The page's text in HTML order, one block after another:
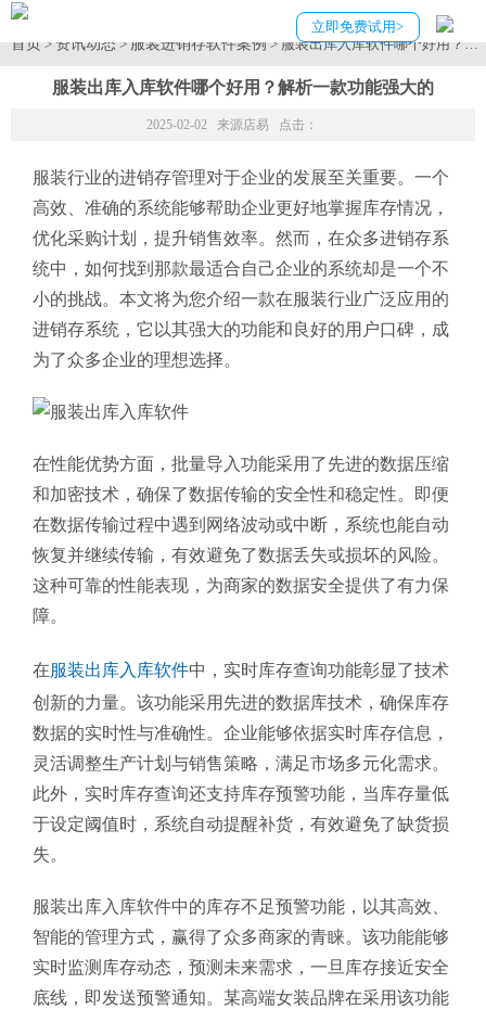
立即免费试用>
首页>资讯动态>服装进销存软件案例> 服装出库入库软件哪个好用？解
服装出库入库软件哪个好用？解析一款功能强大的
2025-02-02 来源店易 点击：
服装行业的进销存管理对于企业的发展至关重要。一个
高效、准确的系统能够帮助企业更好地掌握库存情况，
优化采购计划，提升销售效率。然而，在众多进销存系
统中，如何找到那款最适合自己企业的系统却是一个不
小的挑战。本文将为您介绍一款在服装行业广泛应用的
进销存系统，它以其强大的功能和良好的用户口碑，成
为了众多企业的理想选择。
在性能优势方面，批量导入功能采用了先进的数据压缩
和加密技术，确保了数据传输的安全性和稳定性。即便
在数据传输过程中遇到网络波动或中断，系统也能自动
恢复并继续传输，有效避免了数据丢失或损坏的风险。
这种可靠的性能表现，为商家的数据安全提供了有力保
障。
在服装出库入库软件中，实时库存查询功能彰显了技术
创新的力量。该功能采用先进的数据库技术，确保库存
数据的实时性与准确性。企业能够依据实时库存信息，
灵活调整生产计划与销售策略，满足市场多元化需求。
此外，实时库存查询还支持库存预警功能，当库存量低
于设定阈值时，系统自动提醒补货，有效避免了缺货损
失。
服装出库入库软件中的库存不足预警功能，以其高效、
智能的管理方式，赢得了众多商家的青睐。该功能能够
实时监测库存动态，预测未来需求，一旦库存接近安全
底线，即发送预警通知。某高端女装品牌在采用该功能